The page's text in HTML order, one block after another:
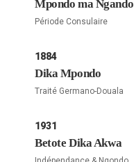
Mpondo ma Ngando
Période Consulaire
1884
Dika Mpondo
Traité Germano-Douala
1931
Betote Dika Akwa